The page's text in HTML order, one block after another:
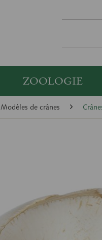
ZOOLOGIE
Modèles de crânes